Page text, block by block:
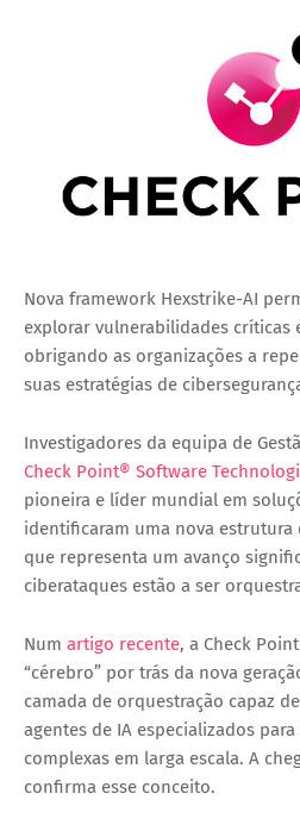
Nova framework Hexstrike-AI
explorar vulnerabilidades críticas
obrigando as organizações a
suas estratégias de
Investigadores da equipa de
Check Point® Software
pioneira e líder mundial em
identificaram uma nova estrutura
que representa um avanço
ciberataques estão a ser
Num artigo recente, a Check
“cérebro” por trás da nova
camada de orquestração capaz
agentes de IA especializados
complexas em larga escala. A
confirma esse conceito.